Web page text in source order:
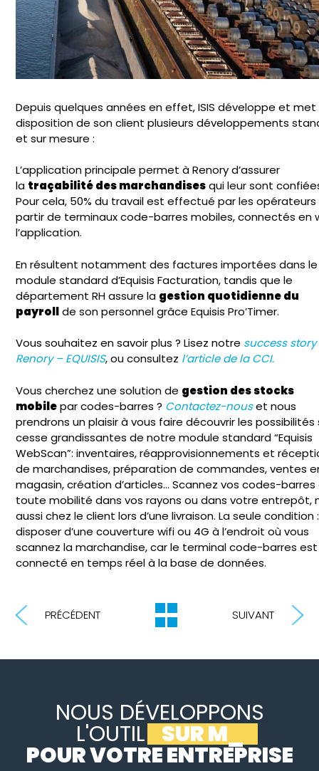
Depuis quelques années en effet, ISIS développe et met
disposition de son client plusieurs développements
et sur mesure :
L’application principale permet à Renory d’assurer
la traçabilité des marchandisesqui leur sont
Pour cela, 50% du travail est effectué par les opérateurs
partir de terminaux code-barres mobiles, connectés en
l’application.
En résultent notamment des factures importées dans le
module standard d’Equisis Facturation, tandis que le
département RH assure la gestion quotidienne du
payrollde son personnel grâce Equisis Pro’Timer.
Vous souhaitez en savoir plus ? Lisez notre success story
Renory – EQUISIS, ou consultez l’article de la CCI.
Vous cherchez une solution de gestion des stocks
mobilepar codes-barres ? Contactez-nouset nous
prendrons un plaisir à vous faire découvrir les possibilités
cesse grandissantes de notre module standard “Equisis
WebScan”: inventaires, réapprovisionnements et
de marchandises, préparation de commandes, ventes
magasin, création d’articles… Scannez vos codes-barres
toute mobilité dans vos rayons ou dans votre entrepôt,
aussi chez le client lors d’une livraison. La seule condition :
disposer d’une couverture wifi ou 4G à l’endroit où vous
scannez la marchandise, car le terminal code-barres est
connecté en temps réel à la base de données.
PRÉCÉDENT SUIVANT
NOUS DÉVELOPPONS
L'OUTIL SUR MESURE
POUR VOTRE ENTREPRISE